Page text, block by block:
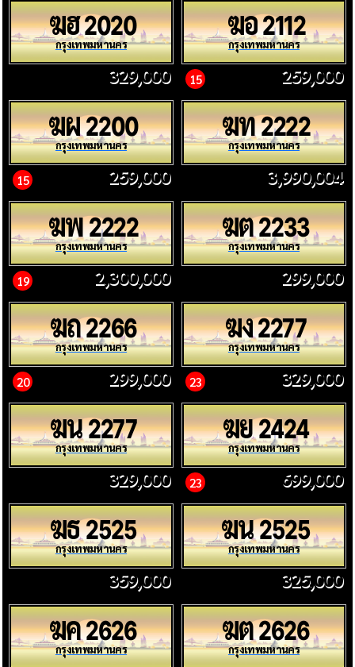
ฆฮ2020
กรุงเทพมหานคร
329,000
ฆอ2112
กรุงเทพมหานคร
15 259,000
ฆผ2200
กรุงเทพมหานคร
15 259,000
ฆท2222
กรุงเทพมหานคร
3,990,004
ฆพ2222
กรุงเทพมหานคร
19 2,300,000
ฆต2233
กรุงเทพมหานคร
299,000
ฆถ2266
กรุงเทพมหานคร
20 299,000
ฆง2277
กรุงเทพมหานคร
23 329,000
ฆน2277
กรุงเทพมหานคร
329,000
ฆย2424
กรุงเทพมหานคร
23 699,000
ฆธ2525
กรุงเทพมหานคร
359,000
ฆน2525
กรุงเทพมหานคร
325,000
ฆค2626
กรุงเทพมหานคร
ฆต2626
กรุงเทพมหานคร